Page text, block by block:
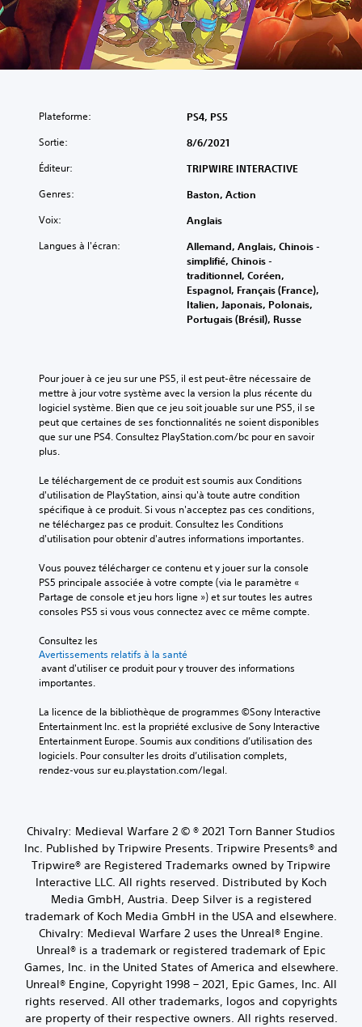
Plateforme: PS4, PS5
Sortie: 8/6/2021
Éditeur: TRIPWIRE INTERACTIVE
Genres: Baston, Action
Voix: Anglais
Langues à l'écran:
Allemand, Anglais, Chinois -
simplifié, Chinois -
traditionnel, Coréen,
Espagnol, Français (France),
Italien, Japonais, Polonais,
Portugais (Brésil), Russe
Pour jouer à ce jeu sur une PS5, il est peut-être nécessaire de
mettre à jour votre système avec la version la plus récente du
logiciel système. Bien que ce jeu soit jouable sur une PS5, il se
peut que certaines de ses fonctionnalités ne soient disponibles
que sur une PS4. Consultez PlayStation.com/bc pour en savoir
plus.
Le téléchargement de ce produit est soumis aux Conditions
d'utilisation de PlayStation, ainsi qu'à toute autre condition
spécifique à ce produit. Si vous n'acceptez pas ces conditions,
ne téléchargez pas ce produit. Consultez les Conditions
d'utilisation pour obtenir d'autres informations importantes.
Vous pouvez télécharger ce contenu et y jouer sur la console
PS5 principale associée à votre compte (via le paramètre «
Partage de console et jeu hors ligne ») et sur toutes les autres
consoles PS5 si vous vous connectez avec ce même compte.
Consultez les
Avertissements relatifs à la santé
importantes.
La licence de la bibliothèque de programmes ©Sony Interactive
Entertainment Inc. est la propriété exclusive de Sony Interactive
Entertainment Europe. Soumis aux conditions d’utilisation des
logiciels. Pour consulter les droits d’utilisation complets,
rendez-vous sur eu.playstation.com/legal.
Chivalry: Medieval Warfare 2 © ® 2021 Torn Banner Studios
Inc. Published by Tripwire Presents. Tripwire Presents® and
Tripwire® are Registered Trademarks owned by Tripwire
Interactive LLC. All rights reserved. Distributed by Koch
Media GmbH, Austria. Deep Silver is a registered
trademark of Koch Media GmbH in the USA and elsewhere.
Chivalry: Medieval Warfare 2 uses the Unreal® Engine.
Unreal® is a trademark or registered trademark of Epic
Games, Inc. in the United States of America and elsewhere.
Unreal® Engine, Copyright 1998 – 2021, Epic Games, Inc. All
rights reserved. All other trademarks, logos and copyrights
are property of their respective owners. All rights reserved.